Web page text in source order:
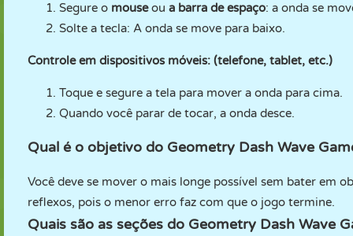
Segure o mouseou a barra de espaço: a onda se
Solte a tecla: A onda se move para baixo.
Controle em dispositivos móveis: (telefone, tablet, etc.)
Toque e segure a tela para mover a onda para cima.
Quando você parar de tocar, a onda desce.
Qual é o objetivo do Geometry Dash Wave
Você deve se mover o mais longe possível sem bater em
reflexos, pois o menor erro faz com que o jogo termine.
Quais são as seções do Geometry Dash Wave